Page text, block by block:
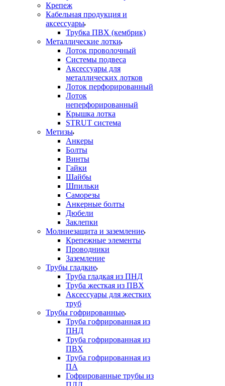
Крепеж
Кабельная продукция и
аксессуары
Трубка ПВХ (кембрик)
Металлические лотки
Лоток проволочный
Системы подвеса
Аксессуары для
металлических лотков
Лоток перфорированный
Лоток
неперфорированный
Крышка лотка
STRUT система
Метизы
Анкеры
Болты
Винты
Гайки
Шайбы
Шпильки
Саморезы
Анкерные болты
Дюбели
Заклепки
Молниезащита и заземление
Крепежные элементы
Проводники
Заземление
Трубы гладкие
Труба гладкая из ПНД
Труба жесткая из ПВХ
Аксессуары для жестких
труб
Трубы гофрированные
Труба гофрированная из
ПНД
Труба гофрированная из
ПВХ
Труба гофрированная из
ПА
Гофрированные трубы из